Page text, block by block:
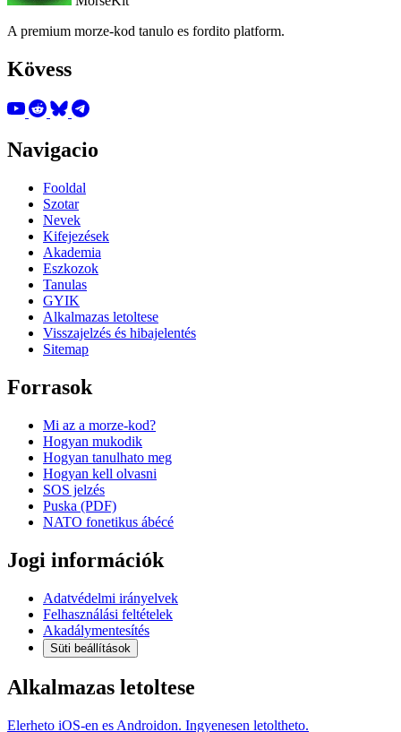
A premium morze-kod tanulo es fordito platform.
Kövess
Navigacio
Fooldal
Szotar
Nevek
Kifejezések
Akademia
Eszkozok
Tanulas
GYIK
Alkalmazas letoltese
Visszajelzés és hibajelentés
Sitemap
Forrasok
Mi az a morze-kod?
Hogyan mukodik
Hogyan tanulhato meg
Hogyan kell olvasni
SOS jelzés
Puska (PDF)
NATO fonetikus ábécé
Jogi információk
Adatvédelmi irányelvek
Felhasználási feltételek
Akadálymentesítés
Süti beállítások
Alkalmazas letoltese
Elerheto iOS-en es Androidon. Ingyenesen letoltheto.